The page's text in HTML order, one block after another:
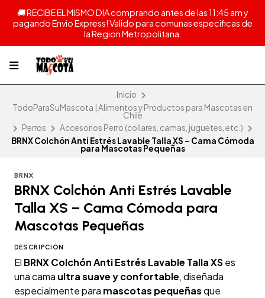
🚚 RECIBE EL MISMO DIA comprando antes de las 11:45 am y
pagando Envio Express! Valido para comunas especificas de
la Region Metropolitana.
Inicio
TodoParaSuMascota | Alimentos y Productos para Mascotas en
Chile
Perros
Accesorios Perro (collares, camas, juguetes, etc.)
BRNX Colchón Anti Estrés Lavable Talla XS – Cama Cómoda
para Mascotas Pequeñas
BRNX
BRNX Colchón Anti Estrés Lavable
Talla XS – Cama Cómoda para
Mascotas Pequeñas
DESCRIPCIÓN
El BRNX Colchón Anti Estrés Lavable Talla XSes
una cama ultra suave y confortable, diseñada
especialmente para mascotas pequeñasque